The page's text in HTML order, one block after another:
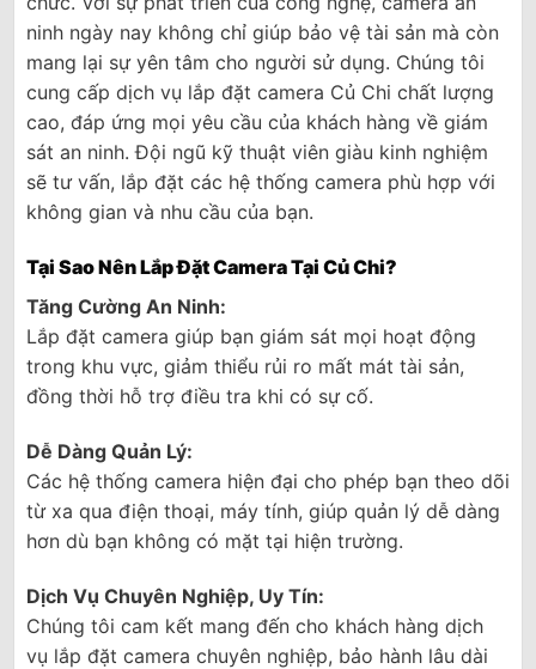
ninh ngày nay không chỉ giúp bảo vệ tài sản mà còn
mang lại sự yên tâm cho người sử dụng. Chúng tôi
cung cấp dịch vụ lắp đặt camera Củ Chi chất lượng
cao, đáp ứng mọi yêu cầu của khách hàng về giám
sát an ninh. Đội ngũ kỹ thuật viên giàu kinh nghiệm
sẽ tư vấn, lắp đặt các hệ thống camera phù hợp với
không gian và nhu cầu của bạn.
Tại Sao Nên Lắp Đặt Camera Tại Củ Chi?
Tăng Cường An Ninh:
Lắp đặt camera giúp bạn giám sát mọi hoạt động
trong khu vực, giảm thiểu rủi ro mất mát tài sản,
đồng thời hỗ trợ điều tra khi có sự cố.
Dễ Dàng Quản Lý:
Các hệ thống camera hiện đại cho phép bạn theo dõi
từ xa qua điện thoại, máy tính, giúp quản lý dễ dàng
hơn dù bạn không có mặt tại hiện trường.
Dịch Vụ Chuyên Nghiệp, Uy Tín:
Chúng tôi cam kết mang đến cho khách hàng dịch
vụ lắp đặt camera chuyên nghiệp, bảo hành lâu dài